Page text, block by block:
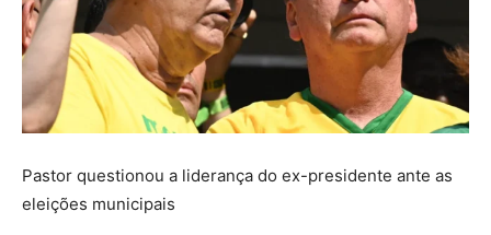
Pastor questionou a liderança do ex-presidente ante as
eleições municipais